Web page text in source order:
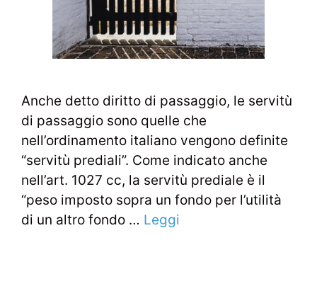
Anche detto diritto di passaggio, le servitù
di passaggio sono quelle che
nell’ordinamento italiano vengono definite
“servitù prediali”. Come indicato anche
nell’art. 1027 cc, la servitù prediale è il
“peso imposto sopra un fondo per l’utilità
di un altro fondo … Leggi